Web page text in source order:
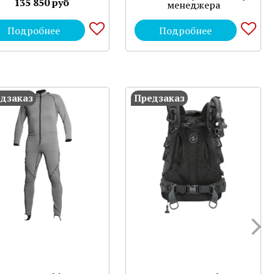
Подробнее
менеджера
Подробнее
Предзаказ